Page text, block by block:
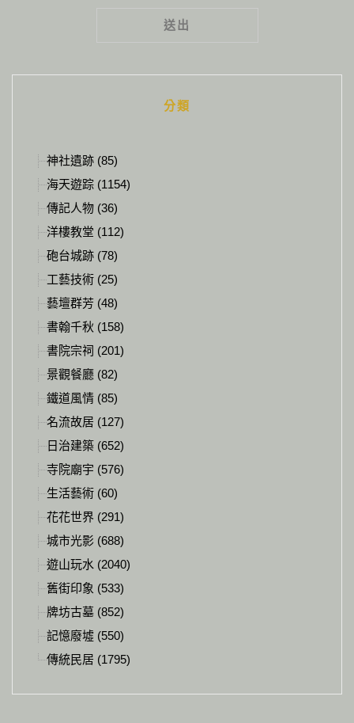
分類
神社遺跡 (85)
海天遊踪 (1154)
傳記人物 (36)
洋樓教堂 (112)
砲台城跡 (78)
工藝技術 (25)
藝壇群芳 (48)
書翰千秋 (158)
書院宗祠 (201)
景觀餐廳 (82)
鐵道風情 (85)
名流故居 (127)
日治建築 (652)
寺院廟宇 (576)
生活藝術 (60)
花花世界 (291)
城市光影 (688)
遊山玩水 (2040)
舊街印象 (533)
牌坊古墓 (852)
記憶廢墟 (550)
傳統民居 (1795)